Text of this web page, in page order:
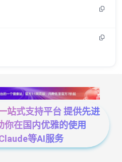
站式支持平台 提供先进
你在国内优雅的使用
等AI服务